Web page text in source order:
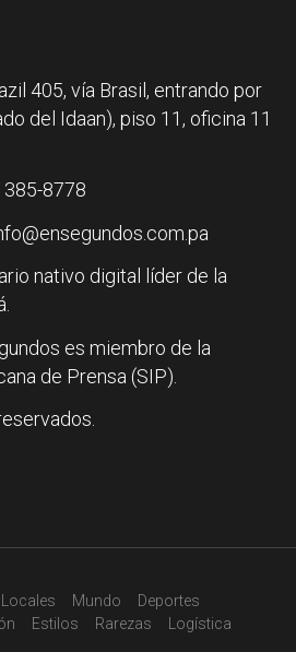
405, vía Brasil, entrando por
del Idaan), piso 11, oficina 11
8778
nativo digital líder de la
es miembro de la
de Prensa (SIP).
Locales Mundo
Deportes
Estilos Rarezas Logística